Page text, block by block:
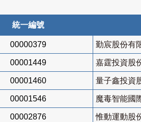
統一編號
00000379 勤宸股份有
00001449 嘉霆投資股
00001460 量子鑫投資
00001546 魔毒智能國
00002876 惟動運動股